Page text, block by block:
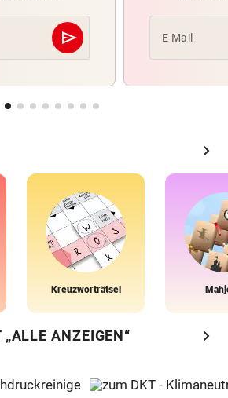
send
Abschicken E-Mail
chevron_right
Kreuzworträtsel
ANZEIGEN“ chevron_right